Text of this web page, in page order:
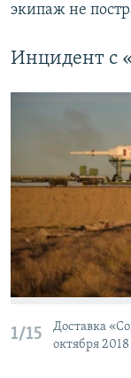
экипаж не
Инцидент с
1/15
Доставка
октября 2018